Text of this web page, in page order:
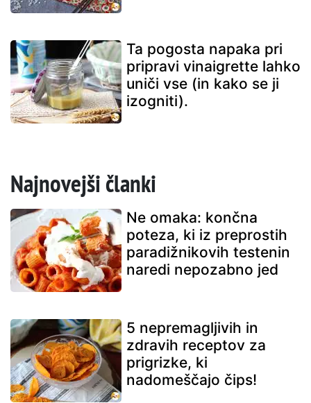
Ta pogosta napaka pri
pripravi vinaigrette lahko
uniči vse (in kako se ji
izogniti).
Najnovejši članki
Ne omaka: končna
poteza, ki iz preprostih
paradižnikovih testenin
naredi nepozabno jed
5 nepremagljivih in
zdravih receptov za
prigrizke, ki
nadomeščajo čips!